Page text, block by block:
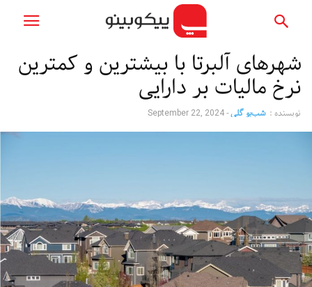
شهرهای آلبرتا با بیشترین و کمترین
نرخ مالیات بر دارایی
نویسنده : شب‌بو گلی-
September 22, 2024